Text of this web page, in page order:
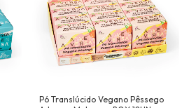
Pó Translúcido Vegano Pêssego